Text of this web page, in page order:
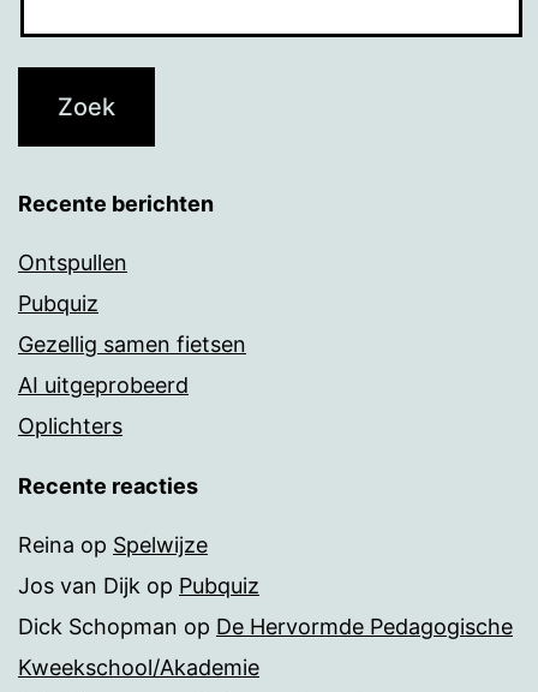
Recente berichten
Ontspullen
Pubquiz
Gezellig samen fietsen
AI uitgeprobeerd
Oplichters
Recente reacties
Reina op Spelwijze
Jos van Dijk op Pubquiz
Dick Schopman op De Hervormde Pedagogische
Kweekschool/Akademie